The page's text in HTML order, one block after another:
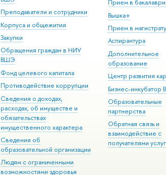
Преподаватели и сотрудники
Корпуса и общежития
Закупки
Обращения граждан в НИУ
ВШЭ
Фонд целевого капитала
Противодействие коррупции
Сведения о доходах,
расходах, об имуществе и
обязательствах
имущественного характера
Сведения об
образовательной организации
Людям с ограниченными
возможностями здоровья
Прием в
Вышка+
Прием в
Аспирантура
Дополнительное
образование
Центр развития
Бизнес-
Образовательные
партнерства
Обратная связь и
взаимодействие с
получателями услуг